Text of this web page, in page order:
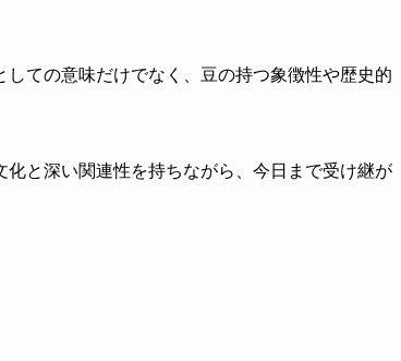
ての意味だけでなく、豆の持つ象徴性や歴史的
と深い関連性を持ちながら、今日まで受け継が